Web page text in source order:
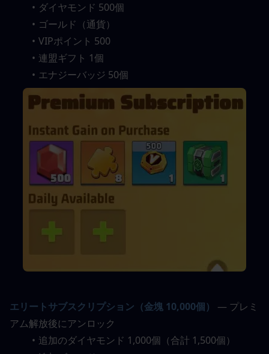
ダイヤモンド 500個
ゴールド（通貨）
VIPポイント 500
連盟ギフト 1個
エナジーバッジ 50個
エリートサブスクリプション（金塊 10,000個）
— プレミ
アム解放後にアンロック
追加のダイヤモンド 1,000個（合計 1,500個）